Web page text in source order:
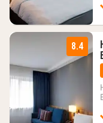
8.4